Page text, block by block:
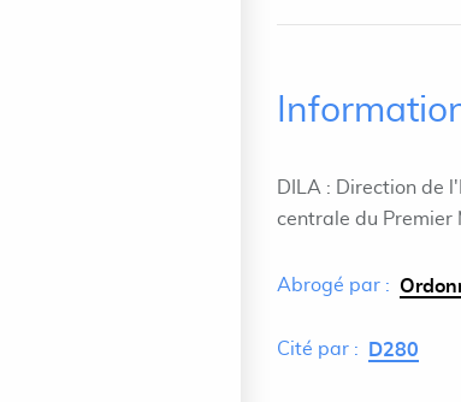
DILA : Direction
centrale du Premier
Abrogé par :
Cité par : D280